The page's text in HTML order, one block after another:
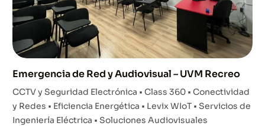
Emergencia de Red y Audiovisual – UVM Recreo
CCTV y Seguridad Electrónica • Class 360 • Conectividad
y Redes • Eficiencia Energética • Levix WIoT • Servicios de
Ingeniería Eléctrica • Soluciones Audiovisuales